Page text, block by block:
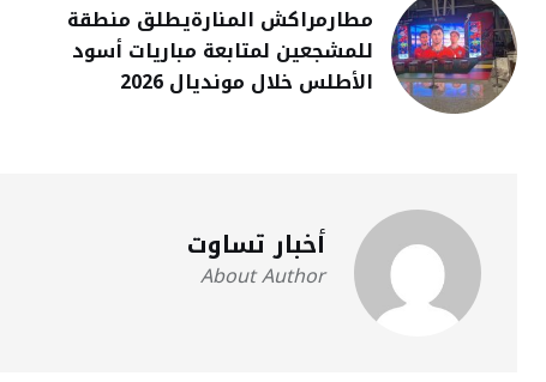
مطارمراكش المنارةيطلق منطقة
للمشجعين لمتابعة مباريات أسود
الأطلس خلال مونديال 2026
أخبار تساوت
About Author